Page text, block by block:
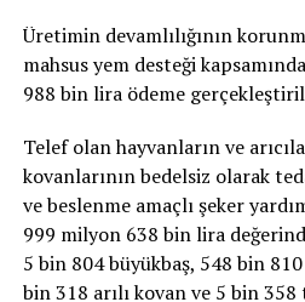
Üretimin devamlılığının
mahsus yem desteği
988 bin lira ödeme
Telef olan hayvanların ve
kovanlarının bedelsiz olarak
ve beslenme amaçlı şeker
999 milyon 638 bin lira
5 bin 804 büyükbaş, 548 bin
bin 318 arılı kovan ve 5 bin